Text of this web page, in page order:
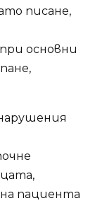
писане,
основни
пациента